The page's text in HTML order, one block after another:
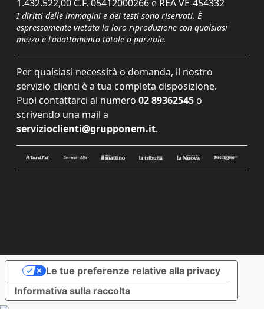
1.432.522,00 C.F. 05412000266 e REA VE-454332
I diritti delle immagini e dei testi sono riservati. È
espressamente vietata la loro riproduzione con qualsiasi
mezzo e l'adattamento totale o parziale.
Per qualsiasi necessità o domanda, il nostro
servizio clienti è a tua completa disposizione.
Puoi contattarci al numero 02 89362545 o
scrivendo una mail a
servizioclienti@grupponem.it.
Informativa sulla raccolta
Le tue preferenze relative alla privacy